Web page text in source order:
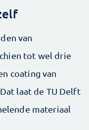
van
tot wel drie
coating van
laat de TU Delft
materiaal